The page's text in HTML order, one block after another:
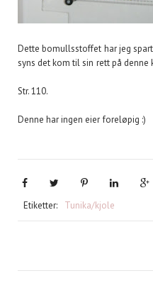
Dette bomullsstoffet har jeg
syns det kom til sin rett på denne
Str. 110.
Denne har ingen eier foreløpig :)
Etiketter: Tunika/kjole